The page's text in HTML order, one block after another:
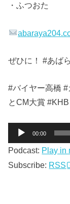
・ふつおた
ぜひに！ #あば
#バイヤー高橋
とCM大賞 #KHB
プ
レ
00:00
Podcast: Play in
Subscribe: RSS